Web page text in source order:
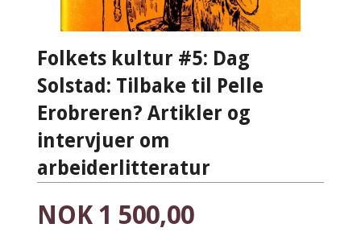
Folkets kultur #5: Dag
Solstad: Tilbake til Pelle
Erobreren? Artikler og
intervjuer om
arbeiderlitteratur
Pris
NOK 1 500,00